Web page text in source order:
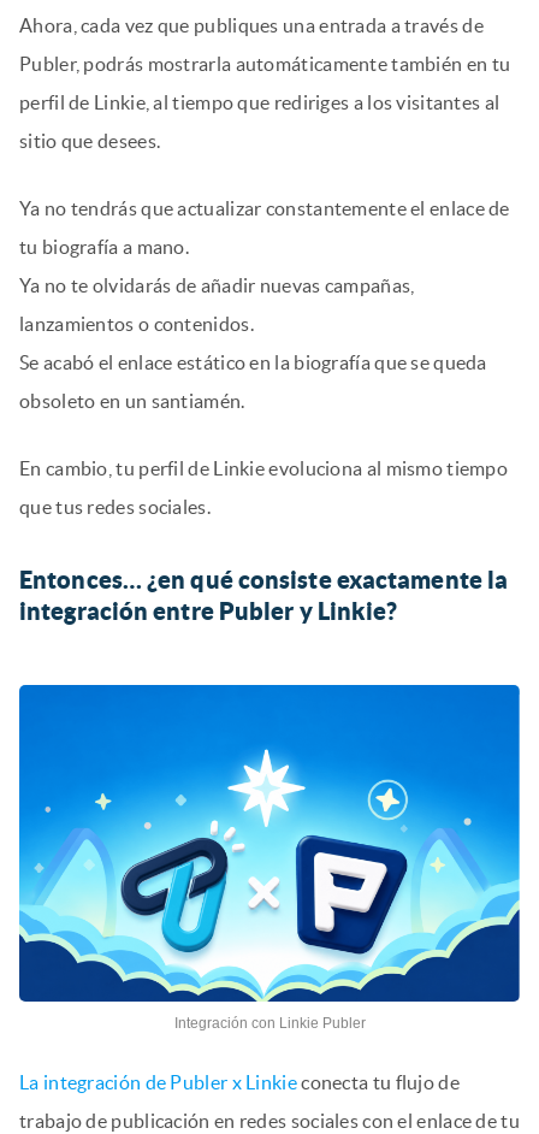
Ahora, cada vez que publiques una entrada a través de
Publer, podrás mostrarla automáticamente también en tu
perfil de Linkie, al tiempo que rediriges a los visitantes al
sitio que desees.
Ya no tendrás que actualizar constantemente el enlace de
tu biografía a mano.
Ya no te olvidarás de añadir nuevas campañas,
lanzamientos o contenidos.
Se acabó el enlace estático en la biografía que se queda
obsoleto en un santiamén.
En cambio, tu perfil de Linkie evoluciona al mismo tiempo
que tus redes sociales.
Entonces… ¿en qué consiste exactamente la
integración entre Publer y Linkie?
Integración con Linkie Publer
La integración de Publer x Linkieconecta tu flujo de
trabajo de publicación en redes sociales con el enlace de tu